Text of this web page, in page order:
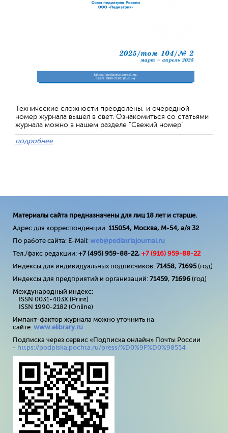
Технические сложности преодолены, и очередной
номер журнала вышел в свет. Ознакомиться со статьями
журнала можно в нашем разделе "Свежий номер"
подробнее
Материалы сайта предназначены для лиц 18 лет и старше.
Адрес для корреспонденции: 115054, Москва, М-54, а/я 32.
По работе сайта: E-Mail: web@pediatriajournal.ru
Тел./факс редакции: +7 (495) 959-88-22, +7 (916) 959-88-22
Индексы для индивидуальных подписчиков: 71458, 71695(год)
Индексы для предприятий и организаций: 71459, 71696 (год)
Международный индекс:
ISSN 0031-403X (Print)
ISSN 1990-2182 (Online)
Импакт-фактор журнала можно уточнить на
сайте: www.elibrary.ru
Подписка через сервис «Подписка онлайн» Почты России
- https://podpiska.pochta.ru/press/%D0%9F%D0%98554